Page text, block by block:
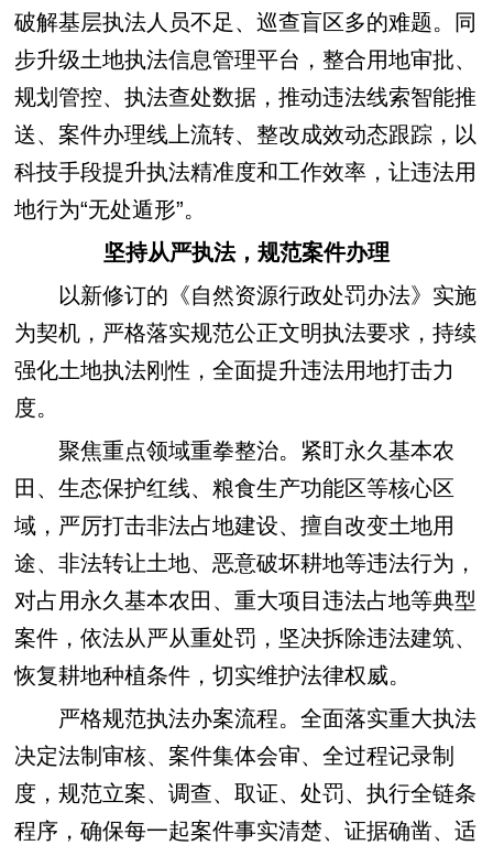
破解基层执法人员不足、巡查盲区多的难题。同
步升级土地执法信息管理平台，整合用地审批、
规划管控、执法查处数据，推动违法线索智能推
送、案件办理线上流转、整改成效动态跟踪，以
科技手段提升执法精准度和工作效率，让违法用
地行为“无处遁形”。
坚持从严执法，规范案件办理
以新修订的《自然资源行政处罚办法》实施
为契机，严格落实规范公正文明执法要求，持续
强化土地执法刚性，全面提升违法用地打击力
度。
聚焦重点领域重拳整治。紧盯永久基本农
田、生态保护红线、粮食生产功能区等核心区
域，严厉打击非法占地建设、擅自改变土地用
途、非法转让土地、恶意破坏耕地等违法行为，
对占用永久基本农田、重大项目违法占地等典型
案件，依法从严从重处罚，坚决拆除违法建筑、
恢复耕地种植条件，切实维护法律权威。
严格规范执法办案流程。全面落实重大执法
决定法制审核、案件集体会审、全过程记录制
度，规范立案、调查、取证、处罚、执行全链条
程序，确保每一起案件事实清楚、证据确凿、适